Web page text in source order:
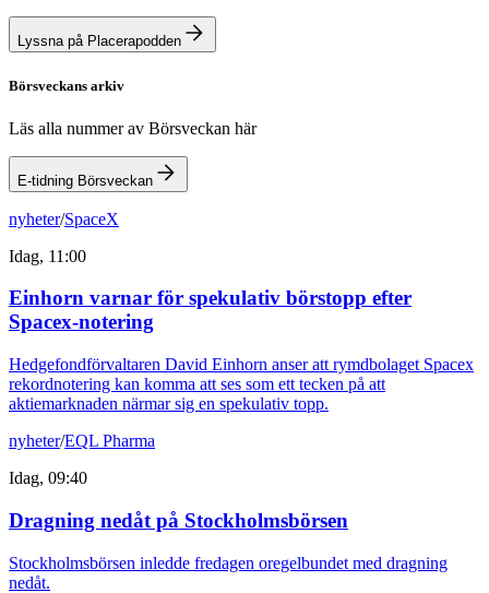
Lyssna på Placerapodden
Börsveckans arkiv
Läs alla nummer av Börsveckan här
E-tidning Börsveckan
nyheter/SpaceX
Idag, 11:00
Einhorn varnar för spekulativ börstopp efter
Spacex-notering
Hedgefondförvaltaren David Einhorn anser att rymdbolaget Spacex
rekordnotering kan komma att ses som ett tecken på att
aktiemarknaden närmar sig en spekulativ topp.
nyheter/EQL Pharma
Idag, 09:40
Dragning nedåt på Stockholmsbörsen
Stockholmsbörsen inledde fredagen oregelbundet med dragning
nedåt.